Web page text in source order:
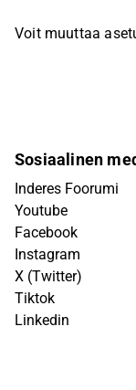
Voit muuttaa
Sosiaalinen
Inderes Foorumi
Youtube
Facebook
Instagram
X (Twitter)
Tiktok
Linkedin